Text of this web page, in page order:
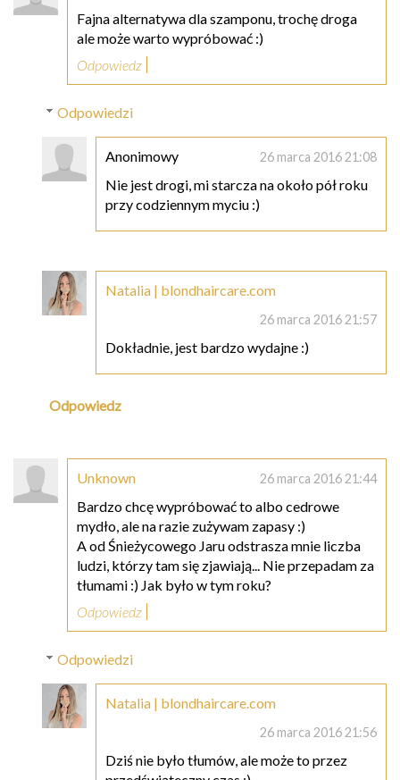
Fajna alternatywa dla szamponu, trochę droga
ale może warto wypróbować :)
Odpowiedz
Odpowiedzi
Anonimowy 26 marca 2016 21:08
Nie jest drogi, mi starcza na około pół roku
przy codziennym myciu :)
Natalia | blondhaircare.com
26 marca 2016 21:57
Dokładnie, jest bardzo wydajne :)
Odpowiedz
Unknown 26 marca 2016 21:44
Bardzo chcę wypróbować to albo cedrowe
mydło, ale na razie zużywam zapasy :)
A od Śnieżycowego Jaru odstrasza mnie liczba
ludzi, którzy tam się zjawiają... Nie przepadam za
tłumami :) Jak było w tym roku?
Odpowiedz
Odpowiedzi
Natalia | blondhaircare.com
26 marca 2016 21:56
Dziś nie było tłumów, ale może to przez